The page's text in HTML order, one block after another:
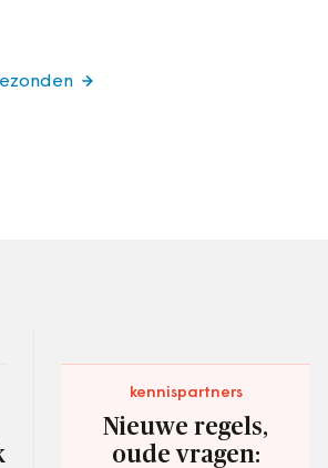
kennispartners
Nieuwe regels,
oude vragen: